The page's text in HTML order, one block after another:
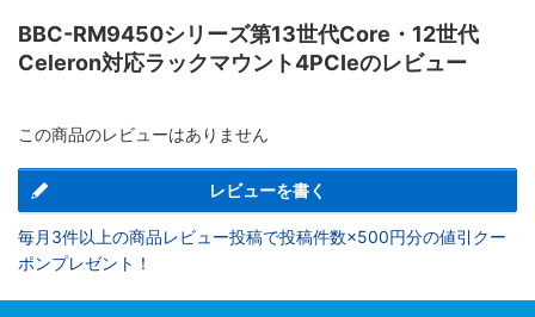
BBC-RM9450シリーズ第13世代Core・12世代
Celeron対応ラックマウント4PCIeのレビュー
この商品のレビューはありません
レビューを書く
毎月3件以上の商品レビュー投稿で投稿件数×500円分の値引クー
ポンプレゼント！